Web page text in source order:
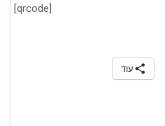
[qrcode]
עוד